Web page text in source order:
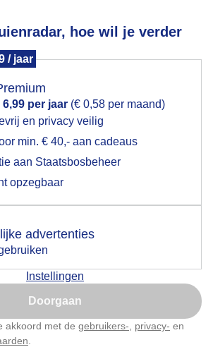
hoe wil je verder
/ jaar
6,99 per jaar (€ 0,58 per maand)
en privacy veilig
min. € 40,- aan cadeaus
aan Staatsbosbeheer
opzegbaar
advertenties
Instellingen
Doorgaan
akkoord met de gebruikers- privacy- en
Gemaakt: 14-04-2026, 31x bekeken
locatie gebruiken voor het
geen akkoord op hebt gegeven,
een pop-up uit je browser waarin
toon de popup
niet, misschien later
hierom dit aan te passen